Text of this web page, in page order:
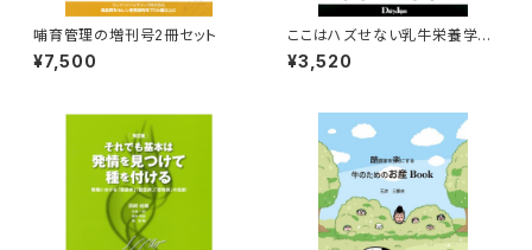
哺育管理の増刊号2冊セット
¥7,500
ここはハズせない乳牛栄養学～
乳牛の科学～1
¥3,520